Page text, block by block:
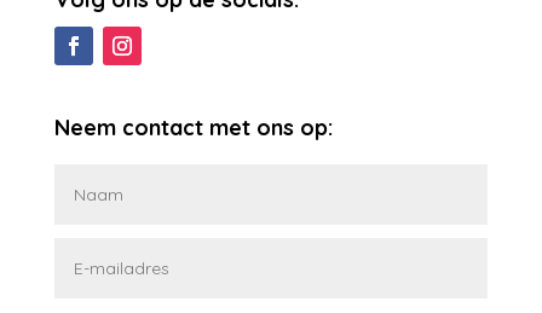
Neem contact met ons op: